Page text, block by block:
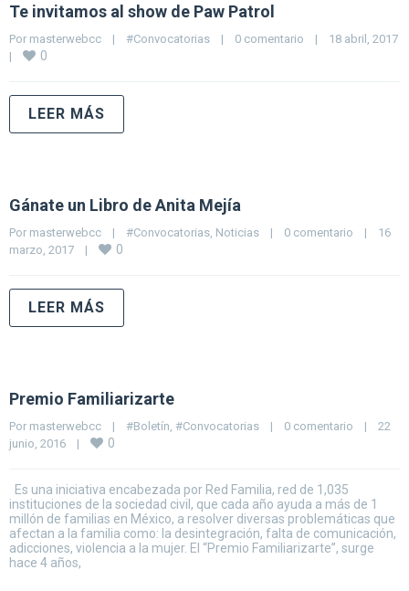
Te invitamos al show de Paw Patrol
Por masterwebcc | #Convocatorias | 0 comentario |
|
0
LEER MÁS
Gánate un Libro de Anita Mejía
Por masterwebcc | #Convocatorias Noticias | 0 comentario |
16
marzo, 2017 | 0
LEER MÁS
Premio Familiarizarte
Por masterwebcc | #Boletín #Convocatorias | 0 comentario |
22
junio, 2016 | 0
Es una iniciativa encabezada por Red Familia, red de 1,035
instituciones de la sociedad civil, que cada año ayuda a más de 1
millón de familias en México, a resolver diversas problemáticas que
afectan a la familia como: la desintegración, falta de comunicación,
adicciones, violencia a la mujer. El “Premio Familiarizarte”, surge
hace 4 años,